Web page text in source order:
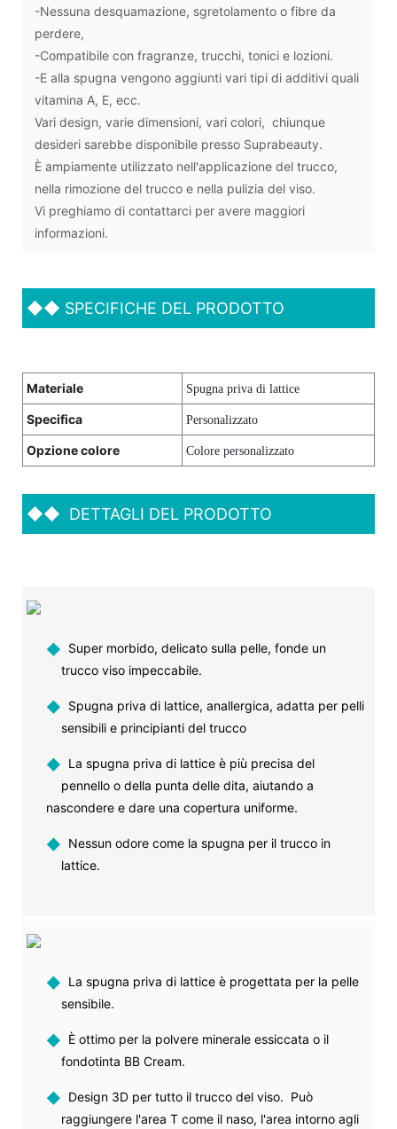
-Nessuna desquamazione, sgretolamento o fibre da
perdere,
-Compatibile con fragranze, trucchi, tonici e lozioni.
-E alla spugna vengono aggiunti vari tipi di additivi quali
vitamina A, E, ecc.
Vari design, varie dimensioni, vari colori, chiunque
desideri sarebbe disponibile presso Suprabeauty.
È ampiamente utilizzato nell'applicazione del trucco,
nella rimozione del trucco e nella pulizia del viso.
Vi preghiamo di contattarci per avere maggiori
informazioni.
◆◆ SPECIFICHE DEL PRODOTTO
Materiale Spugna priva di lattice
Specifica Personalizzato
Opzione colore Colore personalizzato
◆◆ DETTAGLI DEL PRODOTTO
◆ Super morbido, delicato sulla pelle, fonde un
trucco viso impeccabile.
◆ Spugna priva di lattice, anallergica, adatta per pelli
sensibili e principianti del trucco
◆ La spugna priva di lattice è più precisa del
pennello o della punta delle dita, aiutando a
nascondere e dare una copertura uniforme.
◆ Nessun odore come la spugna per il trucco in
lattice.
◆ La spugna priva di lattice è progettata per la pelle
sensibile.
◆ È ottimo per la polvere minerale essiccata o il
fondotinta BB Cream.
◆ Design 3D per tutto il trucco del viso. Può
raggiungere l'area T come il naso, l'area intorno agli